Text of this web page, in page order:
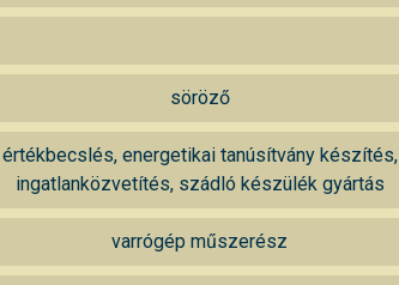
söröző
értékbecslés, energetikai tanúsítvány készítés,
ingatlanközvetítés, szádló készülék gyártás
varrógép műszerész